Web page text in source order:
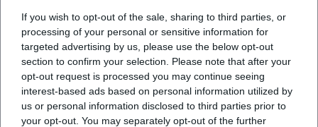
If you wish to opt-out of the sale, sharing to third parties, or
processing of your personal or sensitive information for
targeted advertising by us, please use the below opt-out
section to confirm your selection. Please note that after your
opt-out request is processed you may continue seeing
interest-based ads based on personal information utilized by
us or personal information disclosed to third parties prior to
your opt-out. You may separately opt-out of the further
Wo genau ist das Terrassenfest der DJK Weiden?
Was kann ich auf dem Terrassenfest der DJK
Weiden erleben?
Was kostet der Eintritt zum Terrassenfest?